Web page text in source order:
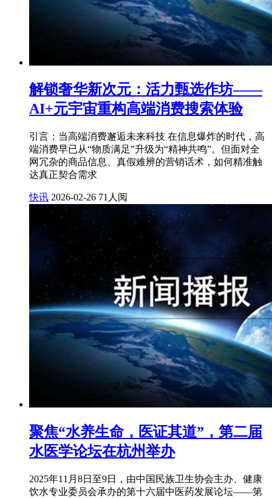
解锁奢华新次元：活力甄选作坊——
AI+元宇宙重构高端消费搜索体验
引言：当高端消费邂逅未来科技 在信息爆炸的时代，高
端消费早已从“物质满足”升级为“精神共鸣”。但面对全
网冗杂的商品信息、真假难辨的营销话术，如何精准触
达真正契合需求
快讯 2026-02-26 71人阅
聚焦“水养生命，医证其道”，第二届
水医学论坛在杭州举办
2025年11月8日至9日，由中国民族卫生协会主办、健康
饮水专业委员会承办的第十六届中医药发展论坛——第